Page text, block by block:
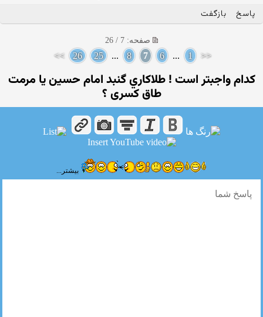
پاسخ بازگفت
صفحه: 7 / 26
<<
1
...
6
7
8
...
25
26
>>
کدام واجبتر است ! طلاکاري گنبد امام حسين يا مرمت
طاق كسری ؟
بیشتر...